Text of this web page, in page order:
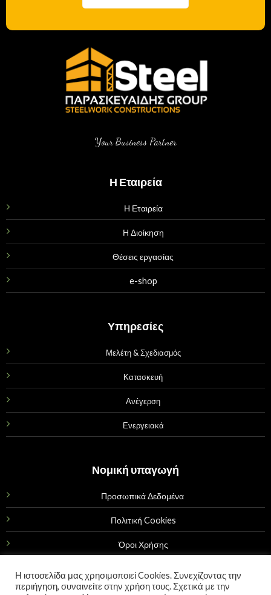
Your Business Partner
Η Εταιρεία
Η Εταιρεία
Η Διοίκηση
Θέσεις εργασίας
e-shop
Υπηρεσίες
Μελέτη & Σχεδιασμός
Κατασκευή
Ανέγερση
Ενεργειακά
Νομική υπαγωγή
Προσωπικά Δεδομένα
Πολιτική Cookies
Όροι Χρήσης
Η ιστοσελίδα μας χρησιμοποιεί Cookies. Συνεχίζοντας την
περιήγηση, συναινείτε στην χρήση τους. Σχετικά με την